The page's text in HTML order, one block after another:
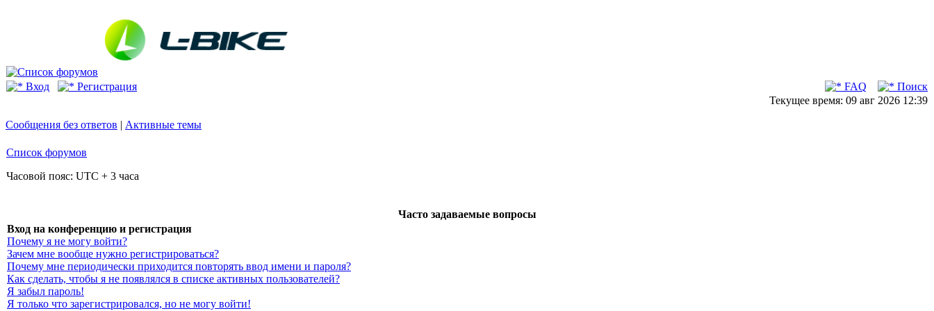
Вход Регистрация FAQ
Поиск
Текущее время: 09 авг 2026 12:39
Сообщения без ответов | Активные темы
Список форумов
Часовой пояс: UTC + 3 часа
Часто задаваемые вопросы
Вход на конференцию и регистрация
Почему я не могу войти?
Зачем мне вообще нужно регистрироваться?
Почему мне периодически приходится повторять ввод имени и пароля?
Как сделать, чтобы я не появлялся в списке активных пользователей?
Я забыл пароль!
Я только что зарегистрировался, но не могу войти!